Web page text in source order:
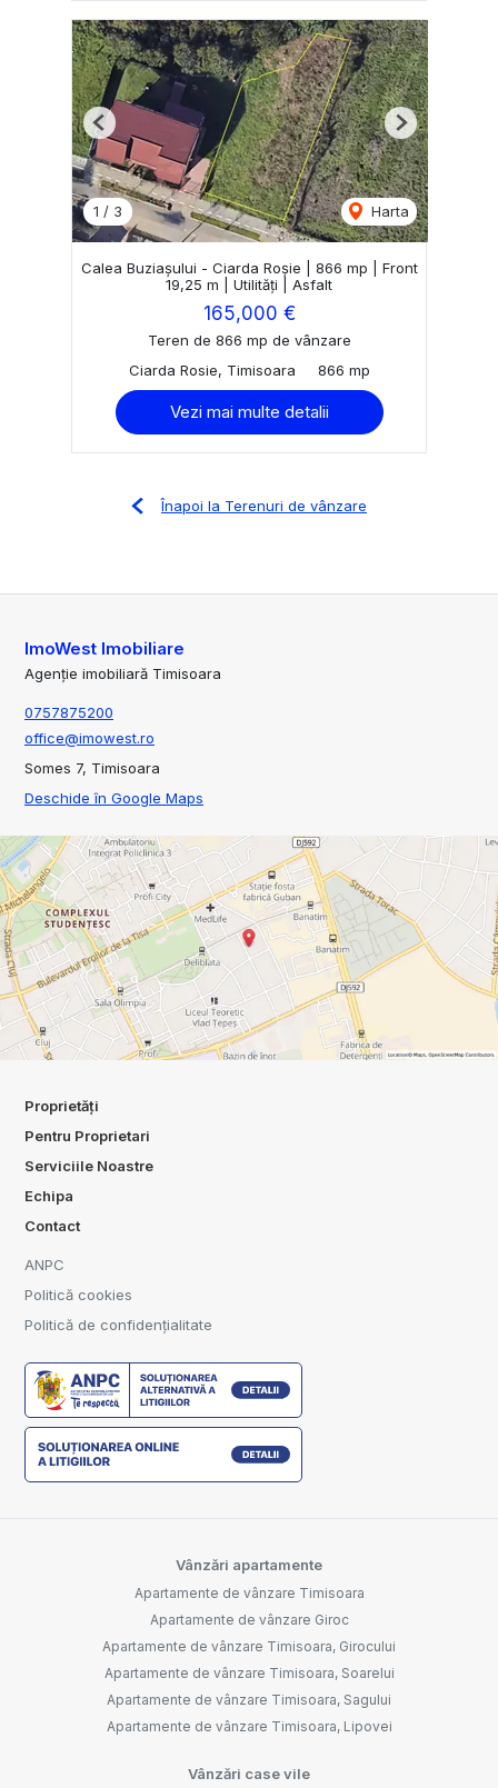
1 / 3 Harta
Previous Next
Calea Buziașului - Ciarda Roșie | 866 mp | Front
19,25 m | Utilități | Asfalt
165,000 €
Teren de 866 mp de vânzare
Ciarda Rosie, Timisoara
866 mp
Vezi mai multe detalii
Înapoi la Terenuri de vânzare
ImoWest Imobiliare
Agenție imobiliară Timisoara
0757875200
office@imowest.ro
Somes 7, Timisoara
Deschide în Google Maps
Proprietăți
Pentru Proprietari
Serviciile Noastre
Echipa
Contact
ANPC
Politică cookies
Politică de confidențialitate
Vânzări apartamente
Apartamente de vânzare Timisoara
Apartamente de vânzare Giroc
Apartamente de vânzare Timisoara, Girocului
Apartamente de vânzare Timisoara, Soarelui
Apartamente de vânzare Timisoara, Sagului
Apartamente de vânzare Timisoara, Lipovei
Vânzări case vile